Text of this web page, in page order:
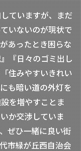
ていますが、まだ
いないのが現状で
あったとき困らな
『日々のゴミ出し
住みやすいきれい
も暗い道の外灯を
を増やすことま
か交渉していま
ぜひ一緒に良い街
市緑が丘西自治会